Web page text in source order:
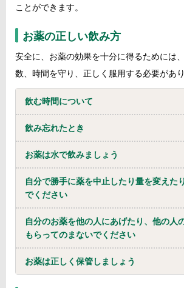
ことができます。
お薬の正しい飲み方
安全に、お薬の効果を十分に得るためには
数、時間を守り、正しく服用する必要があり
飲む時間について
飲み忘れたとき
お薬は水で飲みましょう
自分で勝手に薬を中止したり量を変えた
でください
自分のお薬を他の人にあげたり、他の人
もらってのまないでください
お薬は正しく保管しましょう